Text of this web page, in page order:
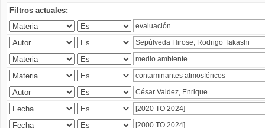
Filtros actuales: